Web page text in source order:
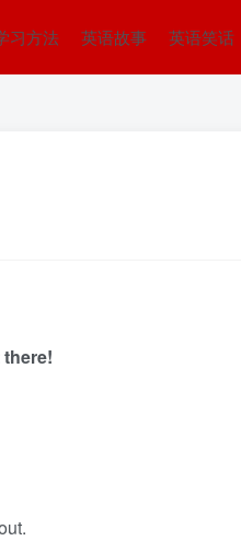
习方法 英语故事 英语笑话